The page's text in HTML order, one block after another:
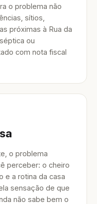
o problema não
sítios,
próximas à Rua da
ou
com nota fiscal
o problema
perceber: o cheiro
e a rotina da casa
sensação de que
não sabe bem o